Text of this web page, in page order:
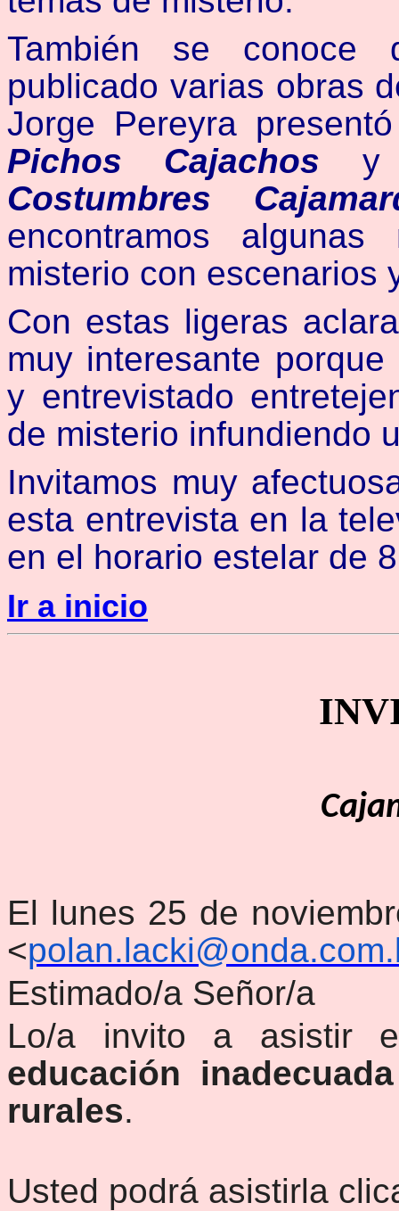
También se conoce
publicado varias obras
Jorge Pereyra
Pichos Cajachos
Costumbres
encontramos
misterio con escenarios
Con estas ligeras
muy interesante porque
y entrevistado
de misterio infundiendo
Invitamos muy
esta entrevista en la
en el horario estelar de
Ir a inicio
El lunes 25 de
<
Estimado/a Señor/a
Lo/a invito a asistir
educación
rurales.
Usted podrá asistirla